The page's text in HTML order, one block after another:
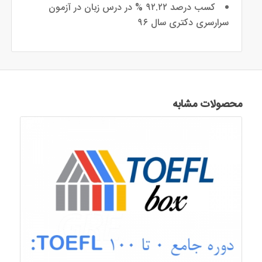
کسب درصد ۹۲.۲۲ % در درس زبان در آزمون
سرارسری دکتری سال ۹۶
محصولات مشابه